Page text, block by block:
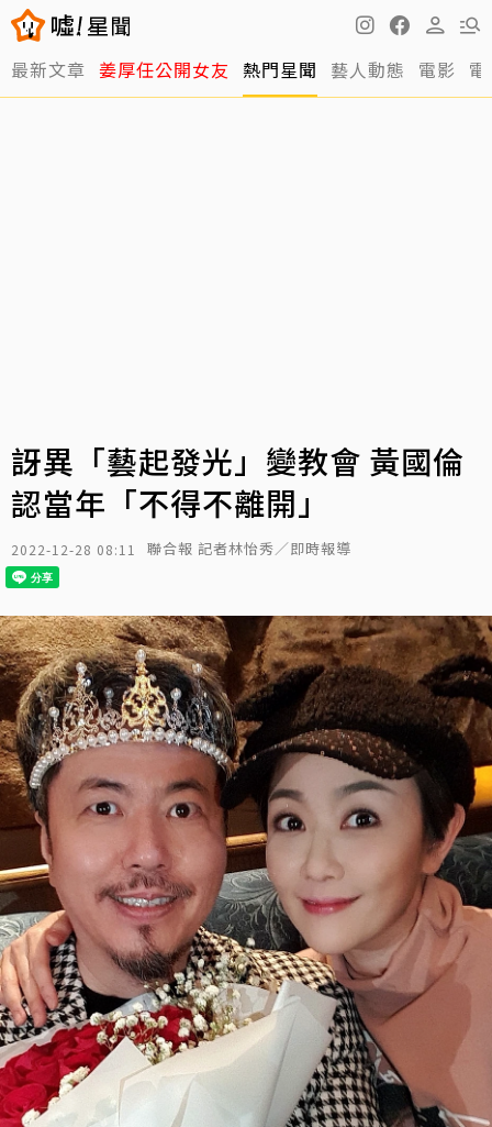
最新文章 姜厚任公開女友 熱門星聞 藝人動態 電影
訝異「藝起發光」變教會 黃國倫
認當年「不得不離開」
2022-12-28 08:11 聯合報 記者林怡秀／即時報導